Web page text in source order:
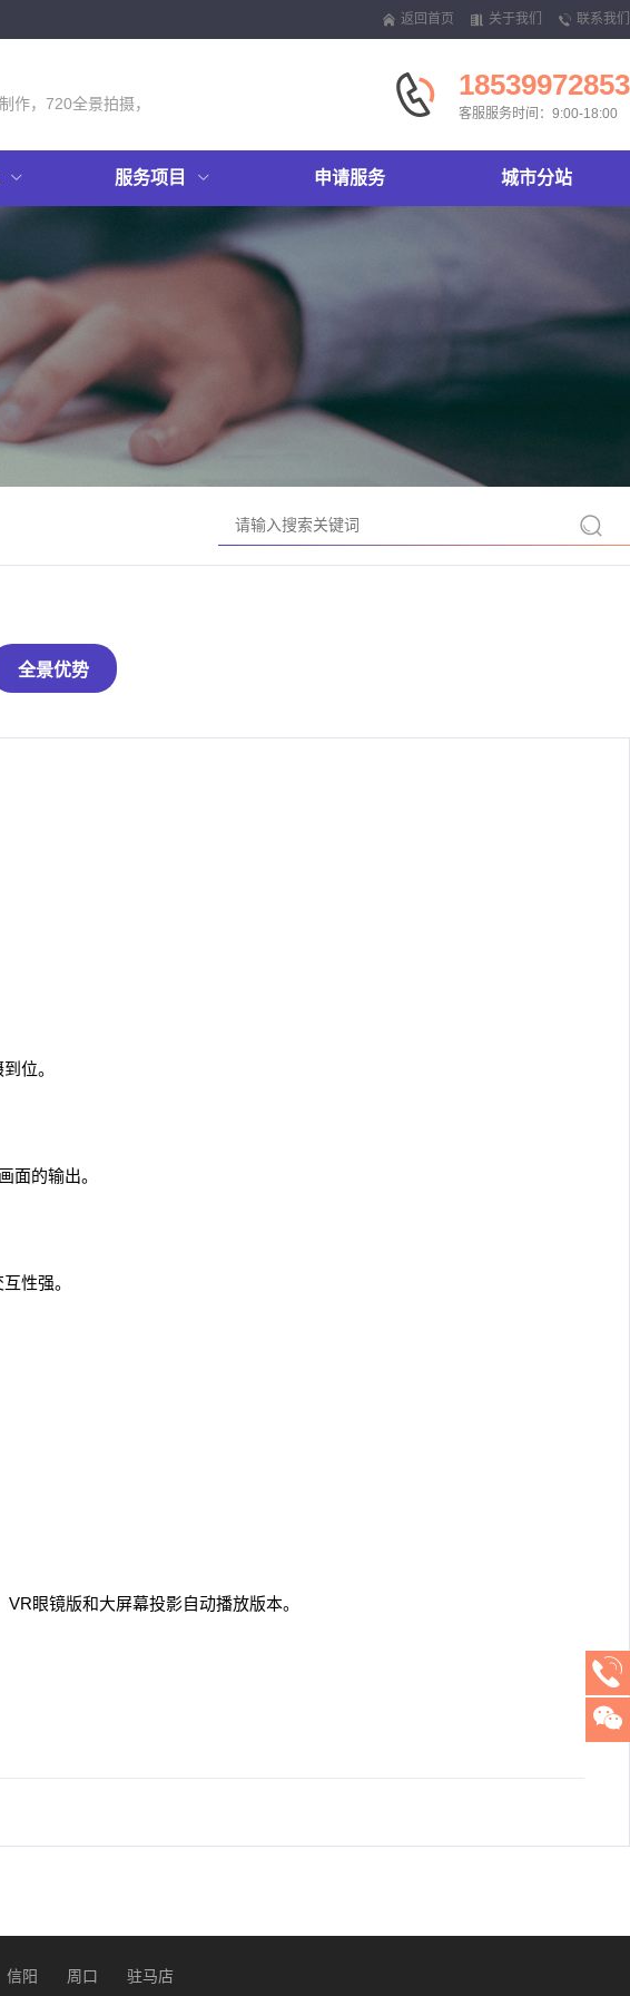
返回首页 关于我们 联系我们
作，720全景拍摄，
18539972853
客服服务时间：9:00-18:00
服务项目 申请服务 城市分站
全景优势
位。
面的输出。
性强。
眼镜版和大屏幕投影自动播放版本。
信阳 周口 驻马店